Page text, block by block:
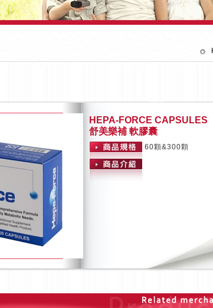
HEPA-FORCE CAPSULES
舒美樂補 軟膠囊
60顆&300顆